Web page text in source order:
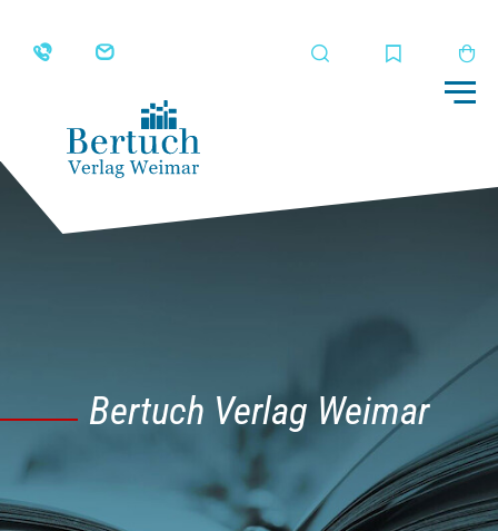
Merkliste
Bertuch Verlag Weimar